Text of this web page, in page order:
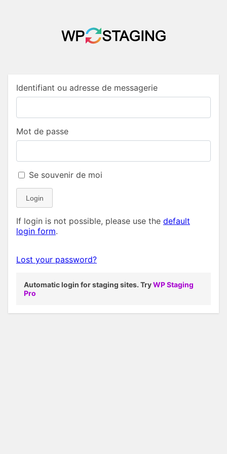
Identifiant ou adresse de messagerie
Mot de passe
Se souvenir de moi
Login
If login is not possible, please use the default
login form.
Lost your password?
Automatic login for staging sites. TryWP Staging
Pro